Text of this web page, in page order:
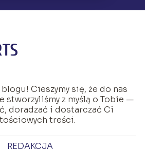
Cieszymy się, że do nas
stworzyliśmy z myślą o Tobie —
doradzać i dostarczać Ci
treści.
REDAKCJA